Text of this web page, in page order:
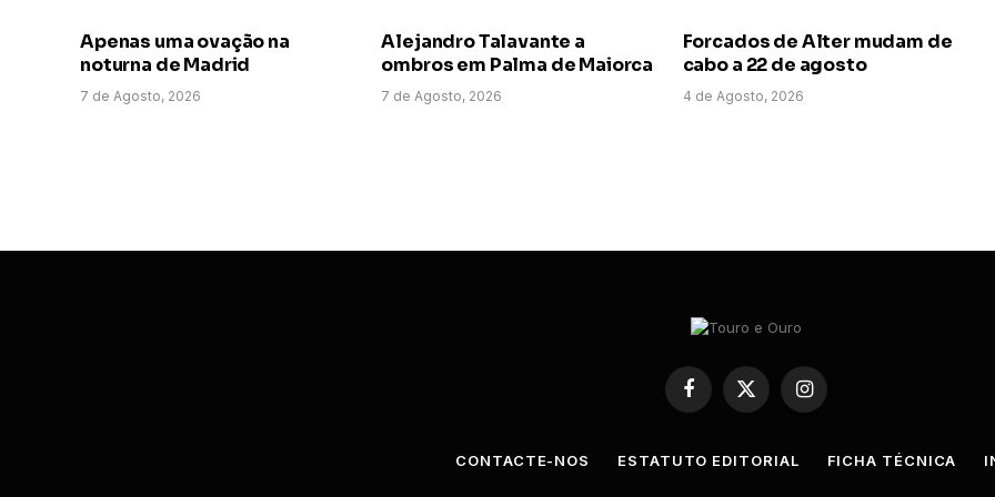
Apenas uma ovação na
noturna de Madrid
7 de Agosto, 2026
Alejandro Talavante a
ombros em Palma de Maiorca
7 de Agosto, 2026
Forcados de Alter mudam de
cabo a 22 de agosto
4 de Agosto, 2026
Facebook
X
Instagram
CONTACTE-NOS ESTATUTO EDITORIAL FICHA TÉCNICA